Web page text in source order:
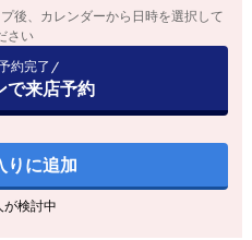
後、カレンダーから日時を選択して
さい
約完了
で来店予約
りに追加
が検討中